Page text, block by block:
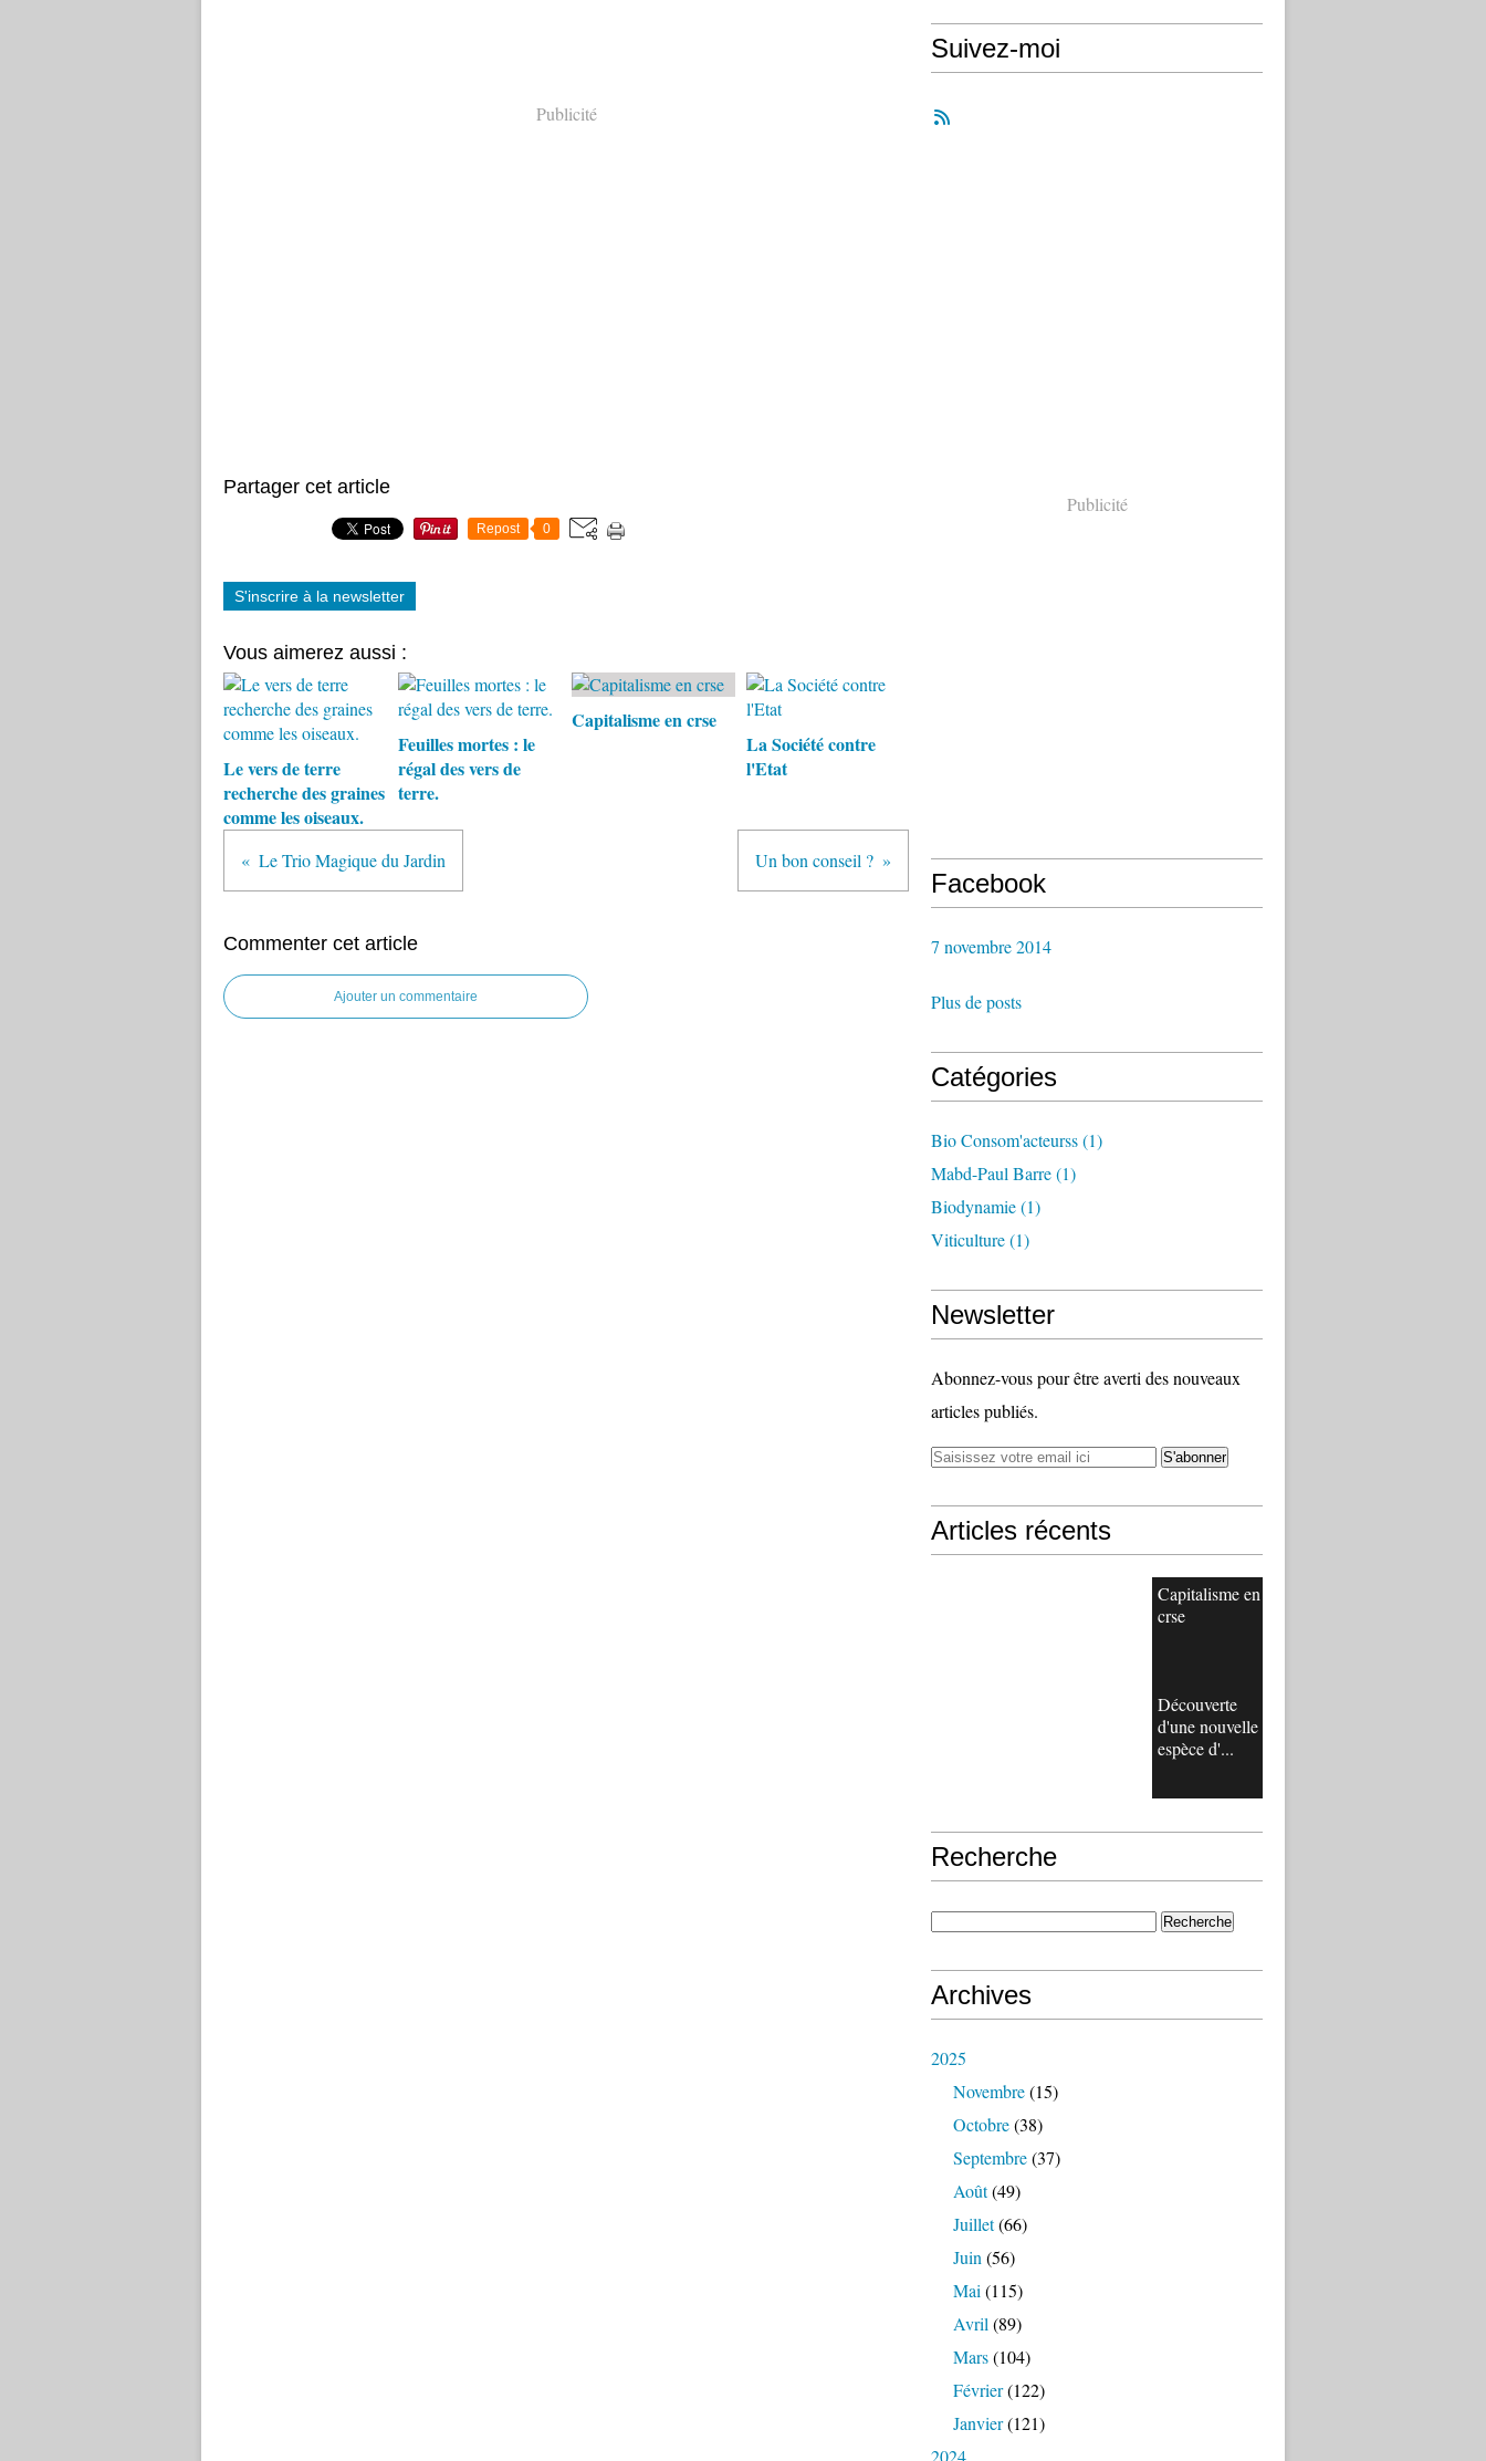
Publicité
Partager cet article
Repost 0
S'inscrire à la newsletter
Vous aimerez aussi :
Le vers de terre
recherche des graines
comme les oiseaux.
Feuilles mortes : le
régal des vers de
terre.
Capitalisme en crse
La Société contre
l'Etat
Le Trio Magique du Jardin Un bon conseil ?
Commenter cet article
Ajouter un commentaire
Suivez-moi
Publicité
Facebook
7 novembre 2014
Plus de posts
Catégories
Bio Consom'acteurss(1)
Mabd-Paul Barre(1)
Biodynamie(1)
Viticulture(1)
Newsletter
Abonnez-vous pour être averti des nouveaux
articles publiés.
Articles récents
Capitalisme en
crse
Découverte
d'une nouvelle
espèce d'...
Recherche
Archives
2025
Novembre(15)
Octobre(38)
Septembre(37)
Août(49)
Juillet(66)
Juin (56)
Mai (115)
Avril (89)
Mars(104)
Février(122)
Janvier(121)
2024